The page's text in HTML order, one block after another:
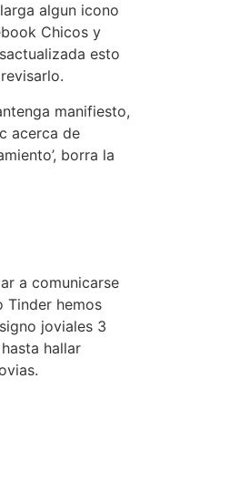
algun icono
Chicos y
esto
manifiesto,
acerca de
borra la
a comunicarse
Tinder hemos
joviales 3
hallar